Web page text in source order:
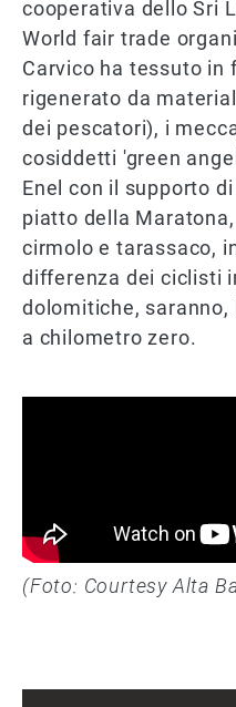
cooperativa dello Sri
World fair trade
Carvico ha tessuto in
rigenerato da
dei pescatori), i
cosiddetti 'green
Enel con il supporto
piatto della
cirmolo e tarassaco,
differenza dei ciclisti
dolomitiche,
a chilometro zero.
(Foto: Courtesy Alta